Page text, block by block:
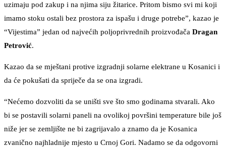
uzimaju pod zakup i na njima siju žitarice. Pritom bismo svi mi koji
imamo stoku ostali bez prostora za ispašu i druge potrebe”, kazao je
“Vijestima” jedan od najvećih poljoprivrednih proizvođača Dragan
Petrović.
Kazao da se mještani protive izgradnji solarne elektrane u Kosanici i
da će pokušati da spriječe da se ona izgradi.
“Nećemo dozvoliti da se uništi sve što smo godinama stvarali. Ako
bi se postavili solarni paneli na ovolikoj površini temperature bile još
niže jer se zemljište ne bi zagrijavalo a znamo da je Kosanica
zvanično najhladnije mjesto u Crnoj Gori. Nadamo se da odgovorni